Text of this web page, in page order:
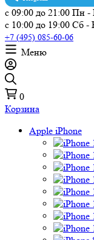
с 09:00 до 21:00 Пн -
с 10:00 до 19:00 Сб -
+7 (495) 085-60-06
Меню
0
Корзина
Apple iPhone